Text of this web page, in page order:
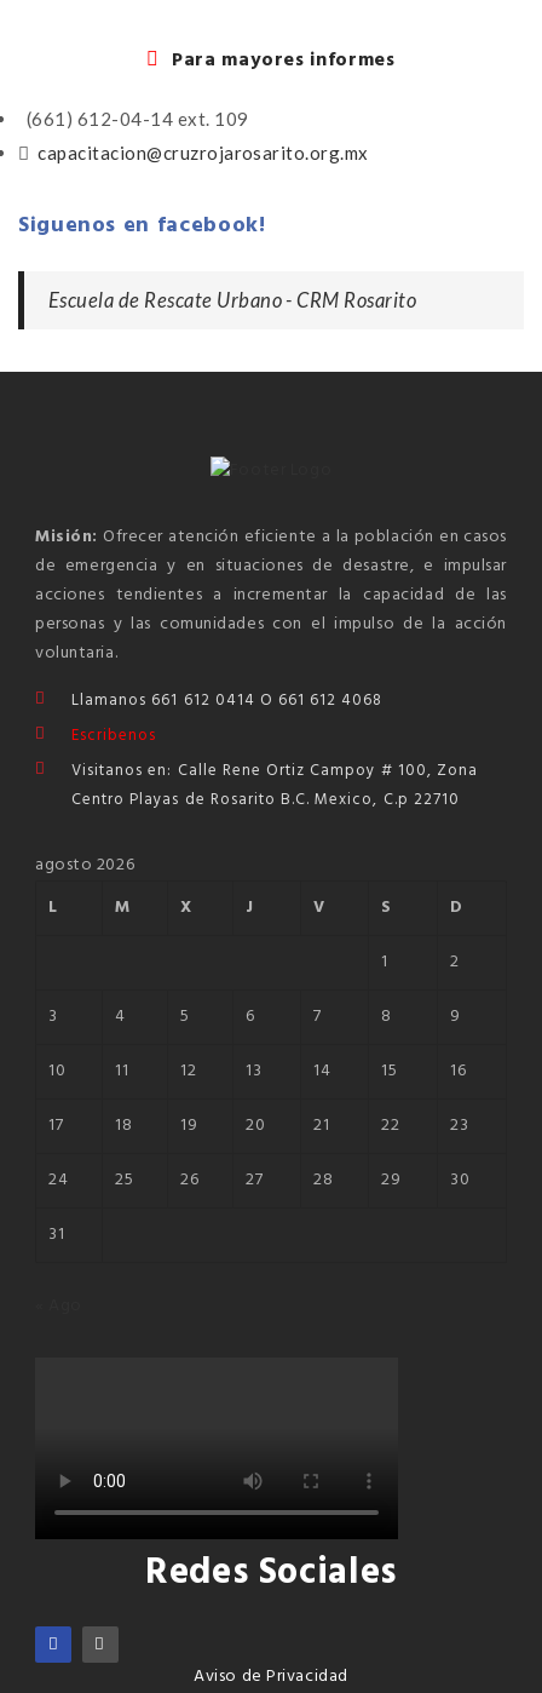
Para mayores informes
(661) 612-04-14 ext. 109
capacitacion@cruzrojarosarito.org.mx
Siguenos en facebook!
Escuela de Rescate Urbano - CRM Rosarito
Misión: Ofrecer atención eficiente a la población en casos
de emergencia y en situaciones de desastre, e impulsar
acciones tendientes a incrementar la capacidad de las
personas y las comunidades con el impulso de la acción
voluntaria.
Llamanos 661 612 0414 O 661 612 4068
Escribenos
Visitanos en: Calle Rene Ortiz Campoy # 100, Zona
Centro Playas de Rosarito B.C. Mexico, C.p 22710
agosto 2026
L
M X J V S
D
1
2
3
4 5 6 7 8
9
10
11 12 13 14 15
16
17
18 19 20 21 22
23
24
25 26 27 28 29
30
31
Redes Sociales
Aviso de Privacidad
NEWSLETTER
mel
y updates
fro
m
products